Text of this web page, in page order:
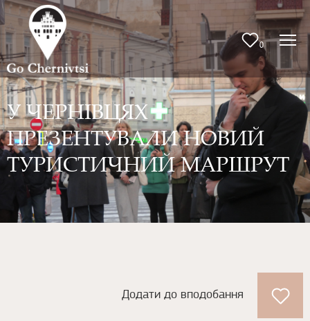
0
У ЧЕРНІВЦЯХ
ПРЕЗЕНТУВАЛИ НОВИЙ
ТУРИСТИЧНИЙ МАРШРУТ
Додати до вподобання